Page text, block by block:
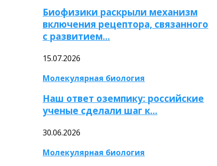
Биофизики раскрыли механизм
включения рецептора, связанного
с развитием…
15.07.2026
Молекулярная биология
Наш ответ оземпику: российские
ученые сделали шаг к…
30.06.2026
Молекулярная биология